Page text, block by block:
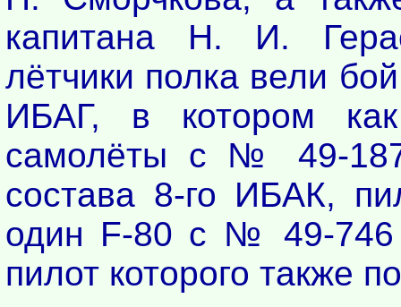
капитана Н. И.
лётчики полка вели
ИБАГ, в котором
самолёты с № 49-
состава 8-го ИБАК,
один F-80 с № 49-746
пилот которого также